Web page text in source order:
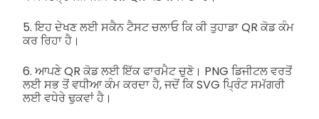
5. ਇਹ ਦੇਖਣ ਲਈ ਸਕੈਨ ਟੈਸਟ ਚਲਾਓ ਕਿ ਕੀ ਤੁਹਾਡਾ QR ਕੋਡ ਕੰਮ
ਕਰ ਰਿਹਾ ਹੈ।
6. ਆਪਣੇ QR ਕੋਡ ਲਈ ਇੱਕ ਫਾਰਮੈਟ ਚੁਣੋ। PNG ਡਿਜੀਟਲ ਵਰਤੋਂ
ਲਈ ਸਭ ਤੋਂ ਵਧੀਆ ਕੰਮ ਕਰਦਾ ਹੈ, ਜਦੋਂ ਕਿ SVG ਪ੍ਰਿੰਟ ਸਮੱਗਰੀ
ਲਈ ਵਧੇਰੇ ਢੁਕਵਾਂ ਹੈ।